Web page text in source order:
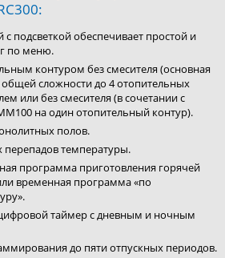
подсветкой обеспечивает простой и
по меню.
контуром без смесителя (основная
сложности до 4 отопительных
или без смесителя (в сочетании с
на один отопительный контур).
полов.
температуры.
программа приготовления горячей
временная программа «по
таймер с дневным и ночным
до пяти отпускных периодов.